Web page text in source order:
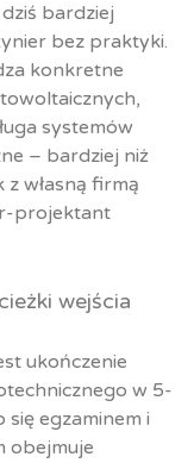
bardziej
bez praktyki.
konkretne
systemów
– bardziej niż
własną firmą
projektant
wejścia
ukończenie
w 5-
się egzaminem i
obejmuje